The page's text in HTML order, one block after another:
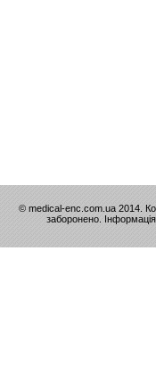
© medical-enc.com.ua 2014.
заборонено.